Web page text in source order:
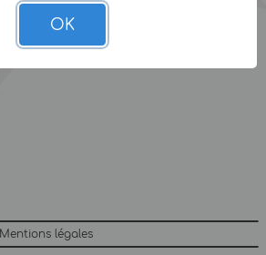
Mentions légales
OK